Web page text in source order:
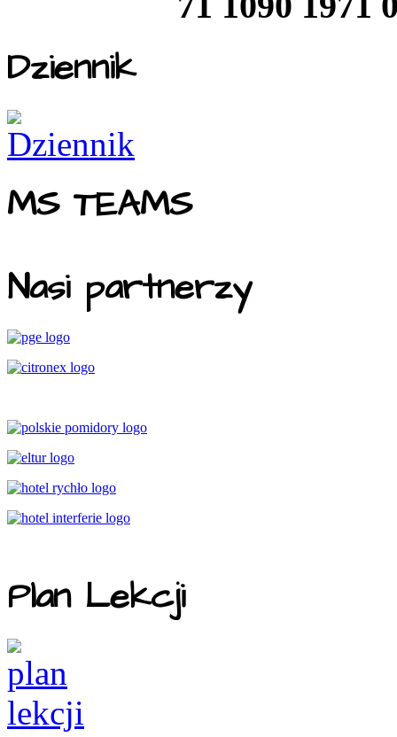
Dziennik
MS TEAMS
Nasi partnerzy
Plan Lekcji